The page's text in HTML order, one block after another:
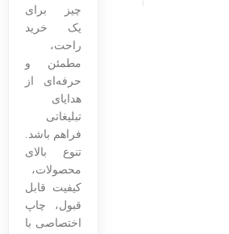
چیز برای
یک خرید
راحت،
مطمئن و
حرفه‌ای از
هدایای
تبلیغاتی
فراهم باشد.
تنوع بالای
محصولات،
کیفیت قابل
قبول، چاپ
اختصاصی با